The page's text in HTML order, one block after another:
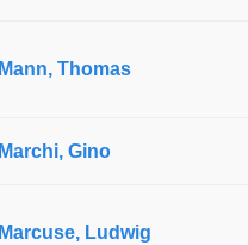
Mann, Thomas
Marchi, Gino
Marcuse, Ludwig